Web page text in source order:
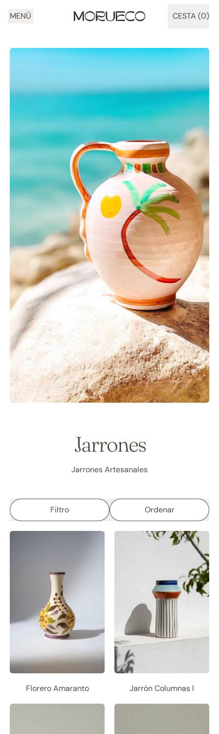
MENÚ CESTA (0)
ARTÍCULOS
Jarrones
Jarrones Artesanales
Filtro Ordenar
Florero Amaranto Jarrón Columnas I